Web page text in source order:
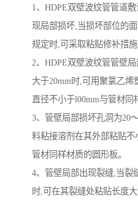
1、HDPE双壁波纹管管道
现局部损坏,当损坏部位的
规定时,可采取粘贴修补措施
2、HDPE双壁波纹管管壁
大于20mm时,可用聚氯乙
直径不小于l00mm与管材同
3、管壁局部损坏孔洞为20
料粘接溶剂在其外部粘贴不
管材同样材质的圆形板。
4、管壁局部出现裂缝,当裂
时,可在其裂缝处粘贴长度